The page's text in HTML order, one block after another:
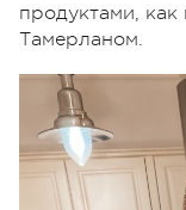
продуктами,
Тамерланом.